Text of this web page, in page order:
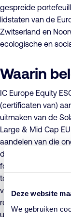
Deze website
We gebruiken
gespreide
lidstaten van de
Zwitserland en
ecologische en
Waarin
IC Europe Equity
(certificaten van)
uitmaken van de
Large & Mid Cap
aandelen van die
duurzaam
fonds is, rekening
toepassing zijnde
van participanten
rendement van de
uitlenen van